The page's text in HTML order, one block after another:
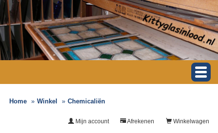
Home Winkel Chemicaliën
Winkelwagen
Afrekenen
Mijn account